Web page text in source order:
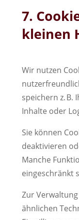
7.
kleinen
Wir nutzen
speichern z. B.
Inhalte oder
Sie können
deaktivieren
Manche
eingeschränkt
Zur
ähnlichen